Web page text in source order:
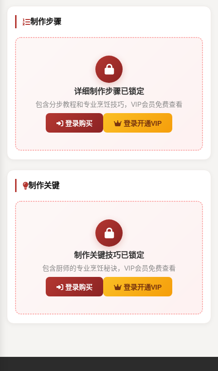
制作步骤
详细制作步骤已锁定
包含分步教程和专业烹饪技巧，VIP会员免费查看
登录购买 登录开通VIP
制作关键
制作关键技巧已锁定
包含厨师的专业烹饪秘诀，VIP会员免费查看
登录购买 登录开通VIP